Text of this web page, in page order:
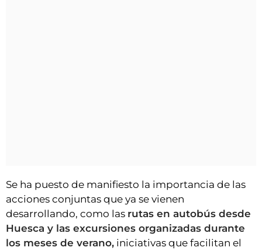
Se ha puesto de manifiesto la importancia de las
acciones conjuntas que ya se vienen
desarrollando, como las rutas en autobús desde
Huesca y las excursiones organizadas durante
los meses de verano, iniciativas que facilitan el